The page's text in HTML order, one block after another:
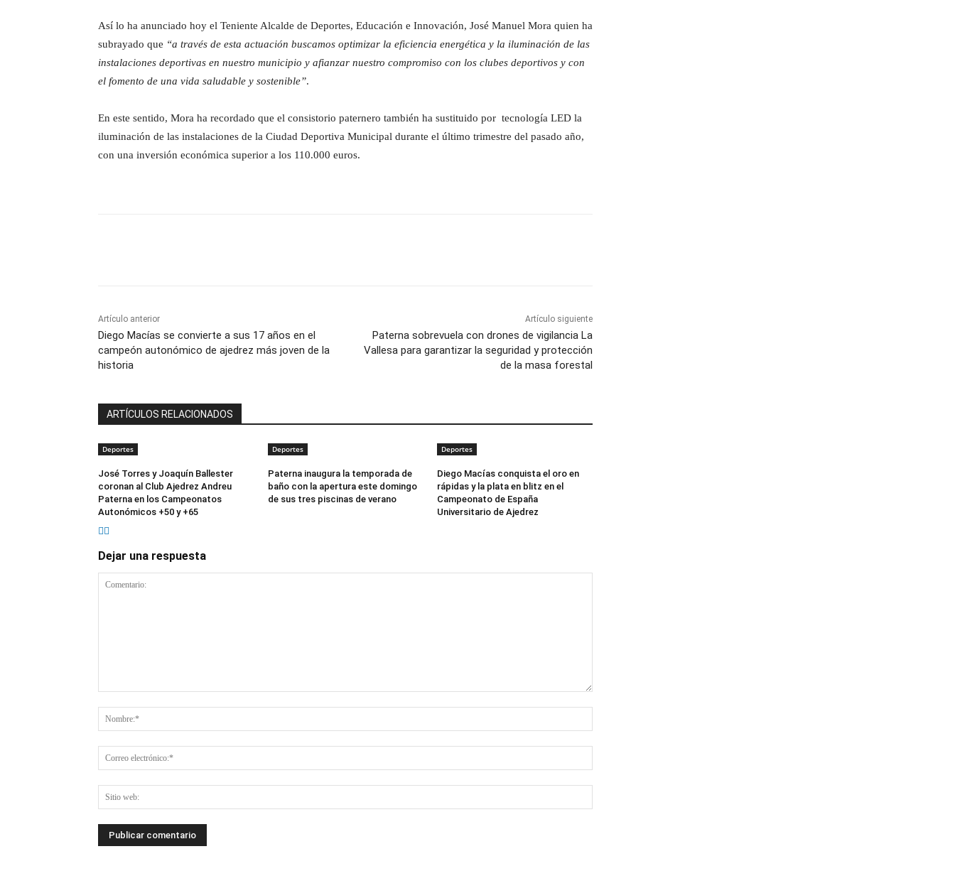
Así lo ha anunciado hoy el Teniente Alcalde de Deportes, Educación e Innovación, José Manuel Mora quien ha
subrayado que “a través de esta actuación buscamos optimizar la eficiencia energética y la iluminación de las
instalaciones deportivas en nuestro municipio y afianzar nuestro compromiso con los clubes deportivos y con
el fomento de una vida saludable y sostenible”.
En este sentido, Mora ha recordado que el consistorio paternero también ha sustituido por tecnología LED la
iluminación de las instalaciones de la Ciudad Deportiva Municipal durante el último trimestre del pasado año,
con una inversión económica superior a los 110.000 euros.
Artículo anterior
Diego Macías se convierte a sus 17 años en el
campeón autonómico de ajedrez más joven de la
historia
Artículo siguiente
Paterna sobrevuela con drones de vigilancia La
Vallesa para garantizar la seguridad y protección
de la masa forestal
ARTÍCULOS RELACIONADOS
Deportes
José Torres y Joaquín Ballester
coronan al Club Ajedrez Andreu
Paterna en los Campeonatos
Autonómicos +50 y +65
Deportes
Paterna inaugura la temporada de
baño con la apertura este domingo
de sus tres piscinas de verano
Deportes
Diego Macías conquista el oro en
rápidas y la plata en blitz en el
Campeonato de España
Universitario de Ajedrez
Dejar una respuesta
electrónico:*
web: